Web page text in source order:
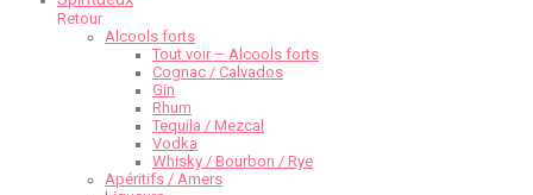
Retour
Alcools forts
Tout voir – Alcools forts
Cognac / Calvados
Gin
Rhum
Tequila / Mezcal
Vodka
Whisky / Bourbon / Rye
Apéritifs / Amers